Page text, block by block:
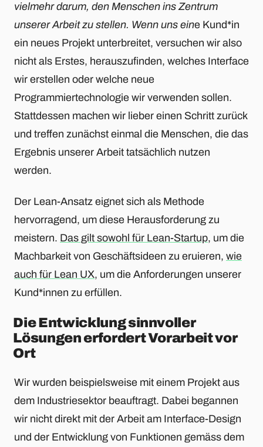
vielmehr darum, den Menschen ins Zentrum
unserer Arbeit zu stellen. Wenn uns eine Kund*in
ein neues Projekt unterbreitet, versuchen wir also
nicht als Erstes, herauszufinden, welches Interface
wir erstellen oder welche neue
Programmiertechnologie wir verwenden sollen.
Stattdessen machen wir lieber einen Schritt zurück
und treffen zunächst einmal die Menschen, die das
Ergebnis unserer Arbeit tatsächlich nutzen
werden.
Der Lean-Ansatz eignet sich als Methode
hervorragend, um diese Herausforderung zu
meistern. Das gilt sowohl für Lean-Startup, um die
Machbarkeit von Geschäftsideen zu eruieren, wie
auch für Lean UX, um die Anforderungen unserer
Kund*innen zu erfüllen.
Die Entwicklung sinnvoller
Lösungen erfordert Vorarbeit vor
Ort
Wir wurden beispielsweise mit einem Projekt aus
dem Industriesektor beauftragt. Dabei begannen
wir nicht direkt mit der Arbeit am Interface-Design
und der Entwicklung von Funktionen gemäss dem